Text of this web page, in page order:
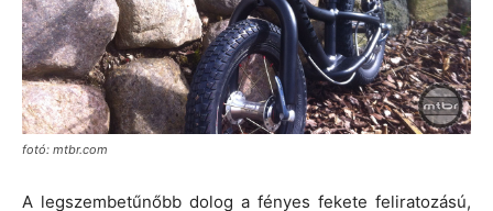
fotó: mtbr.com
A legszembetűnőbb dolog a fényes fekete feliratozású,